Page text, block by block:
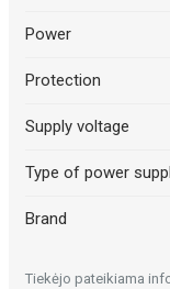
Power
Protection
Supply voltage
Type of power
Brand
Tiekėjo pateikiama